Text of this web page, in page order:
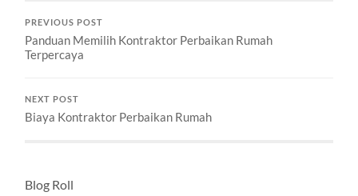
PREVIOUS POST
Panduan Memilih Kontraktor Perbaikan Rumah
Terpercaya
NEXT POST
Biaya Kontraktor Perbaikan Rumah
Blog Roll